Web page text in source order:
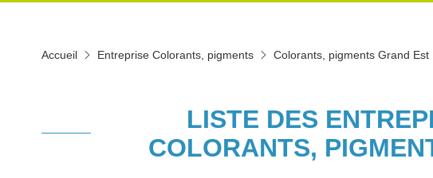
Accueil Entreprise Colorants, pigments Colorants, pigments Grand Est
LISTE DES
COLORANTS,